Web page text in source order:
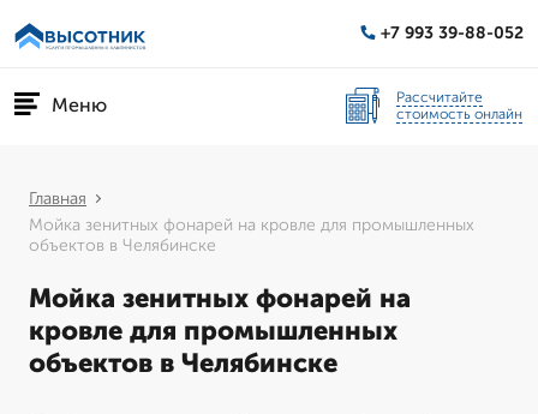
+7 993 39-88-052
Меню
Рассчитайте
стоимость онлайн
Главная
Мойка зенитных фонарей на кровле для промышленных
объектов в Челябинске
Мойка зенитных фонарей на
кровле для промышленных
объектов в Челябинске